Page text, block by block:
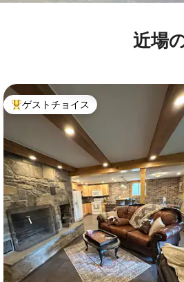
近場
大好評のゲストチョイスです。
ゲストチョイス